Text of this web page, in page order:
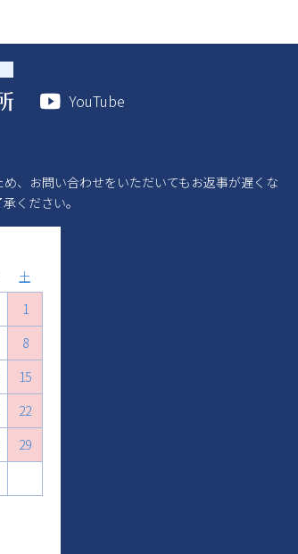
YouTube
、お問い合わせをいただいてもお返事が遅くな
ください。
土
1
8
15
22
29
土
5
12
19
26
土
3
10
17
24
31
土
7
14
21
28
土
5
12
19
26
土
2
9
16
23
30